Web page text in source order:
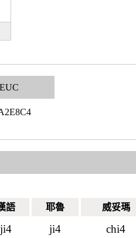
EUC
語 耶魯 威妥瑪
ji4
ji4
chi4